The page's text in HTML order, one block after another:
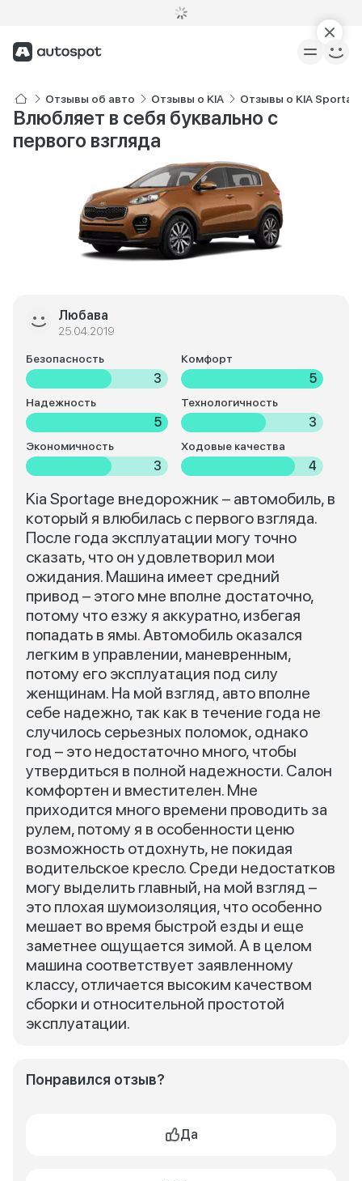
Отзывы об авто Отзывы о KIA Отзывы о KIA
Влюбляет в себя буквально с
первого взгляда
Любава
25.04.2019
Безопасность
3
Комфорт
5
Надежность
5
Технологичность
3
Экономичность
3
Ходовые качества
4
Kia Sportage внедорожник – автомобиль, в
который я влюбилась с первого взгляда.
После года эксплуатации могу точно
сказать, что он удовлетворил мои
ожидания. Машина имеет средний
привод – этого мне вполне достаточно,
потому что езжу я аккуратно, избегая
попадать в ямы. Автомобиль оказался
легким в управлении, маневренным,
потому его эксплуатация под силу
женщинам. На мой взгляд, авто вполне
себе надежно, так как в течение года не
случилось серьезных поломок, однако
год – это недостаточно много, чтобы
утвердиться в полной надежности. Салон
комфортен и вместителен. Мне
приходится много времени проводить за
рулем, потому я в особенности ценю
возможность отдохнуть, не покидая
водительское кресло. Среди недостатков
могу выделить главный, на мой взгляд –
это плохая шумоизоляция, что особенно
мешает во время быстрой езды и еще
заметнее ощущается зимой. А в целом
машина соответствует заявленному
классу, отличается высоким качеством
сборки и относительной простотой
эксплуатации.
Понравился отзыв?
Да